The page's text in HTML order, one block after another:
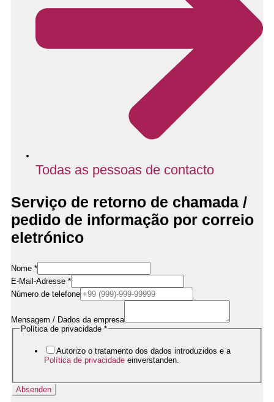
Todas as pessoas de contacto
Serviço de retorno de chamada /
pedido de informação por correio
eletrónico
/
Mail-
Adresse
Nome *
E-Mail-Adresse *
Número de telefone
Mensagem / Dados da empresa
Política de privacidade *
Autorizo o tratamento dos dados introduzidos e a
Política de privacidadeeinverstanden.
Absenden